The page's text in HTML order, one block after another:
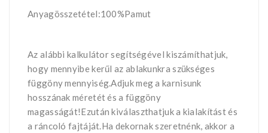
Anyagösszetétel:100%Pamut
Az alábbi kalkulátor segítségével kiszámíthatjuk,
hogy mennyibe kerűl az ablakunkra szükséges
függöny mennyiség.Adjuk meg a karnisunk
hosszának méretét és a függöny
magasságát!Ezután kiválaszthatjuk a kialakítást és
a ráncoló fajtáját.Ha dekornak szeretnénk, akkor a